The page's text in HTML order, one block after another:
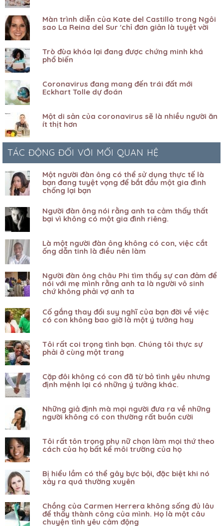
Màn trình diễn của Kate del Castillo trong Ngôi
sao La Reina del Sur 'chỉ đơn giản là tuyệt vời
Trò đùa khóa lại đang được chứng minh khá
phổ biến
Coronavirus đang mang đến trái đất mới
Eckhart Tolle dự đoán
Một di sản của coronavirus sẽ là nhiều người ăn
ít thịt hơn
TÁC ĐỘNG ĐỐI VỚI MỐI QUAN HỆ
Một người đàn ông có thể sử dụng thực tế là
bạn đang tuyệt vọng để bắt đầu một gia đình
chống lại bạn
Người đàn ông nói rằng anh ta cảm thấy thất
bại vì không có một gia đình riêng.
Là một người đàn ông không có con, việc cắt
ống dẫn tinh là điều nên làm
Người đàn ông châu Phi tìm thấy sự can đảm để
nói với mẹ mình rằng anh ta là người vô sinh
chứ không phải vợ anh ta
Cố gắng thay đổi suy nghĩ của bạn đời về việc
có con không bao giờ là một ý tưởng hay
Tôi rất coi trọng tình bạn. Chúng tôi thực sự
phải ở cùng một trang
Cặp đôi không có con đã từ bỏ tình yêu nhưng
định mệnh lại có những ý tưởng khác.
Những giả định mà mọi người đưa ra về những
người không có con thường rất buồn cười
Tôi rất tôn trọng phụ nữ chọn làm mọi thứ theo
cách của họ bất kể môi trường của họ
Bị hiểu lầm có thể gây bực bội, đặc biệt khi nó
xảy ra quá thường xuyên
Chồng của Carmen Herrera không sống đủ lâu
để thấy thành công của mình. Họ là một câu
chuyện tình yêu cảm động